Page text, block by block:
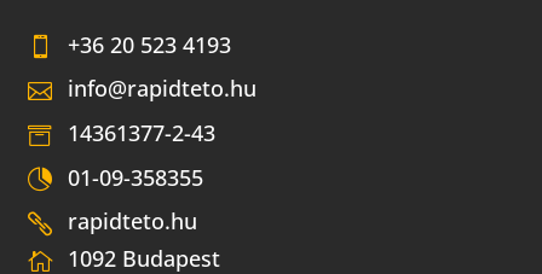
+36 20 523 4193
info@rapidteto.hu
14361377-2-43
01-09-358355
rapidteto.hu
1092 Budapest